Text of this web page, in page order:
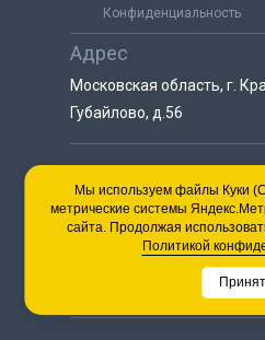
Конфиденциальность
Адрес
Московская область, г.
Губайлово, д.56
8 (925)
пн-сб с 9:00
8 (495)
пн-сб с 9:00
Мы используем файлы Куки
метрические системы
сайта. Продолжая
Политикой